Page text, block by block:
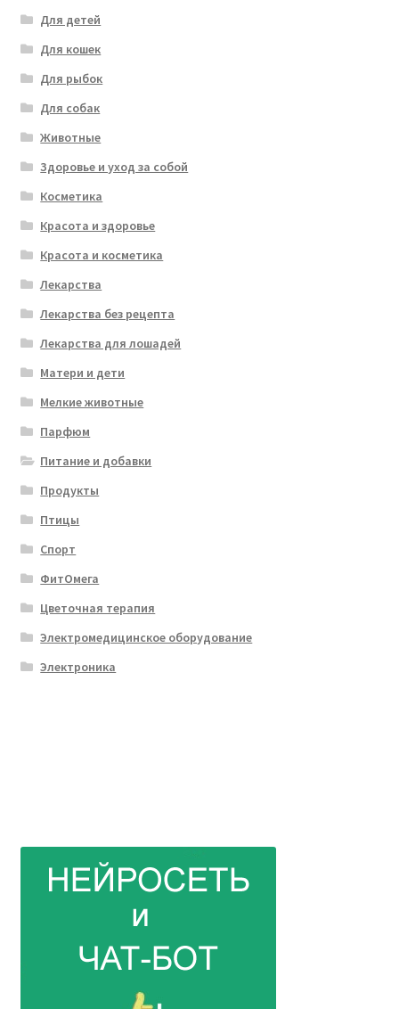
Для детей
Для кошек
Для рыбок
Для собак
Животные
Здоровье и уход за собой
Косметика
Красота и здоровье
Красота и косметика
Лекарства
Лекарства без рецепта
Лекарства для лошадей
Матери и дети
Мелкие животные
Парфюм
Питание и добавки
Продукты
Птицы
Спорт
ФитОмега
Цветочная терапия
Электромедицинское оборудование
Электроника